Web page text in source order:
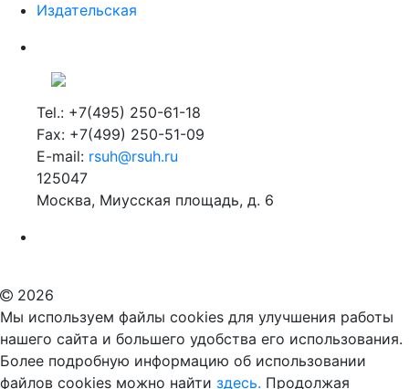
Издательская
Tel.: +7(495) 250-61-18
Fax: +7(499) 250-51-09
E-mail: rsuh@rsuh.ru
125047
Москва, Миусская площадь, д. 6
2026
Мы используем файлы cookies для улучшения работы
нашего сайта и большего удобства его использования.
Более подробную информацию об использовании
файлов cookies можно найти здесь. Продолжая